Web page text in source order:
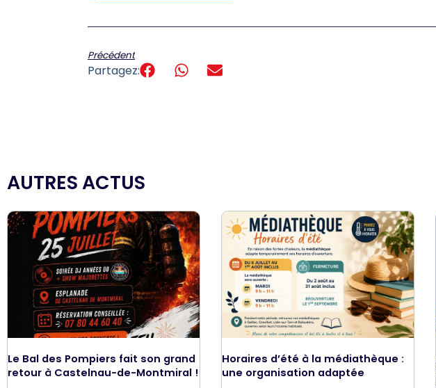
Précédent
Partagez:
AUTRES ACTUS
Le Bal des Pompiers fait son grand
retour à Castelnau-de-Montmiral !
Horaires d’été à la médiathèque :
une organisation adaptée